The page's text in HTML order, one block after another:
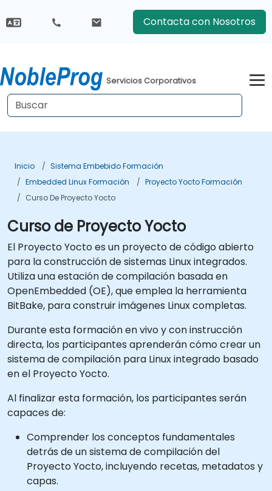
Contacta con Nosotros
Servicios Corporativos
Inicio
Sistema Embebido Formación
Embedded Linux Formación
Proyecto Yocto Formación
Curso De Proyecto Yocto
Curso de Proyecto Yocto
El Proyecto Yocto es un proyecto de código abierto
para la construcción de sistemas Linux integrados.
Utiliza una estación de compilación basada en
OpenEmbedded (OE), que emplea la herramienta
BitBake, para construir imágenes Linux completas.
Durante esta formación en vivo y con instrucción
directa, los participantes aprenderán cómo crear un
sistema de compilación para Linux integrado basado
en el Proyecto Yocto.
Al finalizar esta formación, los participantes serán
capaces de:
Comprender los conceptos fundamentales
detrás de un sistema de compilación del
Proyecto Yocto, incluyendo recetas, metadatos y
capas.